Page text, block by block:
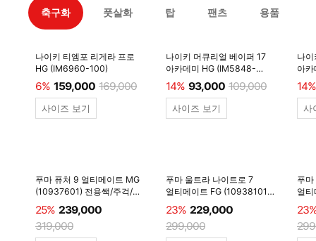
축구화 풋살화 탑 팬츠 용품
나이키 티엠포 리게라 프로
HG (IM6960-100)
6% 159,000 169,000
사이즈 보기
나이키 머큐리얼 베이퍼 17
아카데미 HG (IM5848-
600)
14% 93,000 109,000
사이즈 보기
나
아
14%
사
푸마 퓨처 9 얼티메이트 MG
(10937601) 전용쌕/주걱/
양말 #
25% 239,000
319,000
푸마 울트라 나이트로 7
얼티메이트 FG (10938101)
전용쌕/주걱/양말 #
23% 229,000
299,000
푸
얼
전